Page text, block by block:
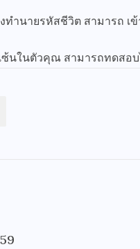
ทำนายรหัสชีวิต สามารถ เ
นในตัวคุณ สามารถทดสอบ